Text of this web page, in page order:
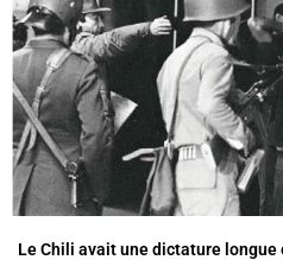
Le Chili avait une dictature longue